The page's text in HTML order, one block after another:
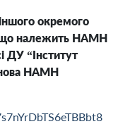
окремого
що належить НАМН
ДУ “Інститут
НАМН